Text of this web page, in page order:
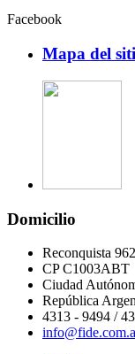
Facebook
Mapa del
Domicilio
Reconquista
CP C1003ABT
Ciudad
República
4313 - 9494 /